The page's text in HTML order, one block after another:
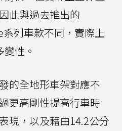
此與過去推出的
列車款不同，實際上
性。
的全地形車架對應不
更高剛性提高行車時
現，以及藉由14.2公分